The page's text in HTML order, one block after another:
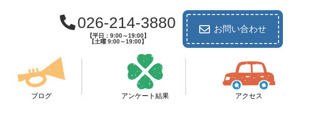
026-214-3880
【平日：9:00～19:00】
【土曜 9:00～19:00】
お問い合わせ
ブログ アンケート結果 アクセス